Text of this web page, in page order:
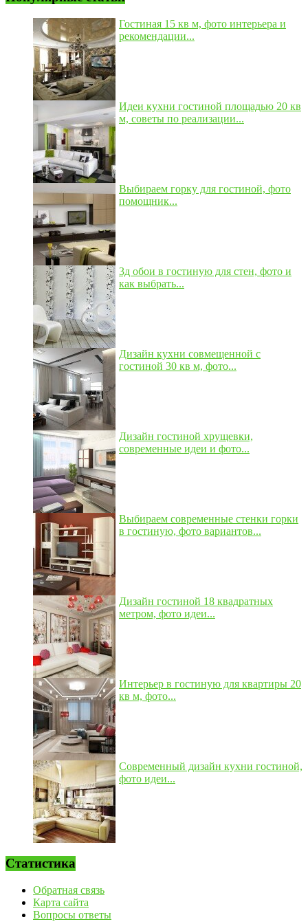
Гостиная 15 кв м, фото интерьера и
рекомендации...
Идеи кухни гостиной площадью 20 кв
м, советы по реализации...
Выбираем горку для гостиной, фото
помощник...
3д обои в гостиную для стен, фото и
как выбрать...
Дизайн кухни совмещенной с
гостиной 30 кв м, фото...
Дизайн гостиной хрущевки,
современные идеи и фото...
Выбираем современные стенки горки
в гостиную, фото вариантов...
Дизайн гостиной 18 квадратных
метром, фото идеи...
Интерьер в гостиную для квартиры 20
кв м, фото...
Современный дизайн кухни гостиной,
фото идеи...
Статистика
Обратная связь
Карта сайта
Вопросы ответы